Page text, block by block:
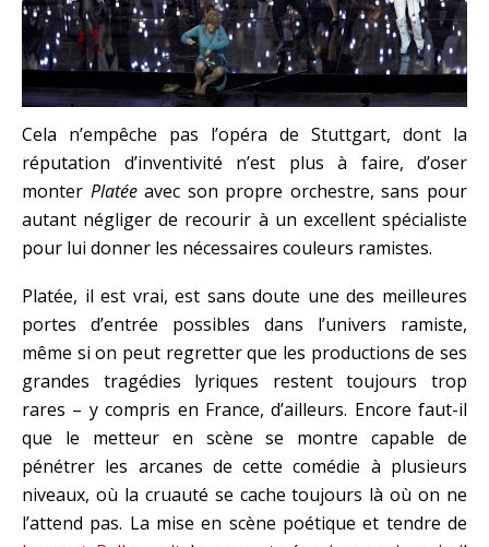
Cela n’empêche pas l’opéra de Stuttgart, dont la
réputation d’inventivité n’est plus à faire, d’oser
monter Platéeavec son propre orchestre, sans pour
autant négliger de recourir à un excellent spécialiste
pour lui donner les nécessaires couleurs ramistes.
Platée, il est vrai, est sans doute une des meilleures
portes d’entrée possibles dans l’univers ramiste,
même si on peut regretter que les productions de ses
grandes tragédies lyriques restent toujours trop
rares – y compris en France, d’ailleurs. Encore faut-il
que le metteur en scène se montre capable de
pénétrer les arcanes de cette comédie à plusieurs
niveaux, où la cruauté se cache toujours là où on ne
l’attend pas. La mise en scène poétique et tendre de